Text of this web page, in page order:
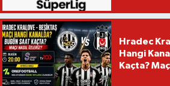
Hradec
Hangi
Kaçta?